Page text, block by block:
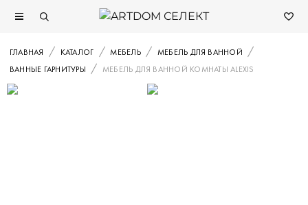
ГЛАВНАЯ КАТАЛОГ МЕБЕЛЬ
МЕБЕЛЬ ДЛЯ ВАННОЙ
ВАННЫЕ ГАРНИТУРЫ
МЕБЕЛЬ ДЛЯ ВАННОЙ КОМНАТЫ ALEXIS